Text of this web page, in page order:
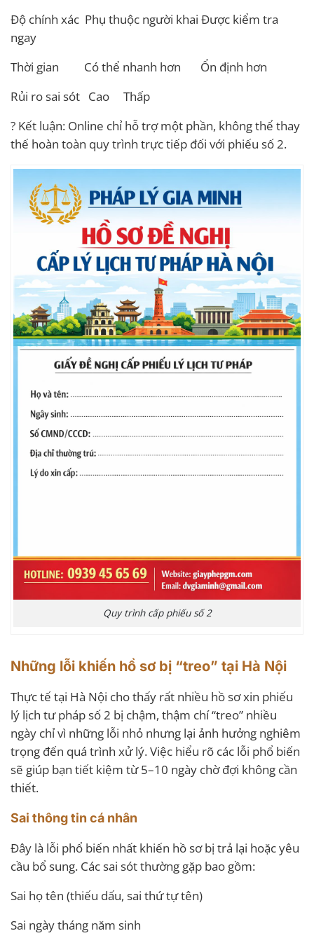
Độ chính xác Phụ thuộc người khai Được kiểm tra
ngay
Thời gian Có thể nhanh hơn Ổn định hơn
Rủi ro sai sót Cao Thấp
? Kết luận: Online chỉ hỗ trợ một phần, không thể thay
thế hoàn toàn quy trình trực tiếp đối với phiếu số 2.
Quy trình cấp phiếu số 2
Những lỗi khiến hồ sơ bị “treo” tại Hà Nội
Thực tế tại Hà Nội cho thấy rất nhiều hồ sơ xin phiếu
lý lịch tư pháp số 2 bị chậm, thậm chí “treo” nhiều
ngày chỉ vì những lỗi nhỏ nhưng lại ảnh hưởng nghiêm
trọng đến quá trình xử lý. Việc hiểu rõ các lỗi phổ biến
sẽ giúp bạn tiết kiệm từ 5–10 ngày chờ đợi không cần
thiết.
Sai thông tin cá nhân
Đây là lỗi phổ biến nhất khiến hồ sơ bị trả lại hoặc yêu
cầu bổ sung. Các sai sót thường gặp bao gồm:
Sai họ tên (thiếu dấu, sai thứ tự tên)
Sai ngày tháng năm sinh